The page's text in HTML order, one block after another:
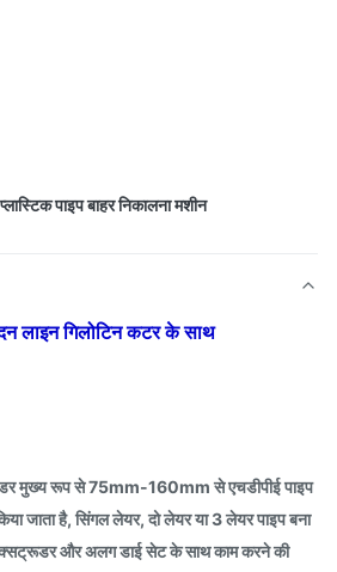
प्लास्टिक पाइप बाहर निकालना मशीन
लाइन गिलोटिन कटर के साथ
मुख्य रूप से 75mm-160mm से एचडीपीई पाइप
जाता है, सिंगल लेयर, दो लेयर या 3 लेयर पाइप बना
और अलग डाई सेट के साथ काम करने की